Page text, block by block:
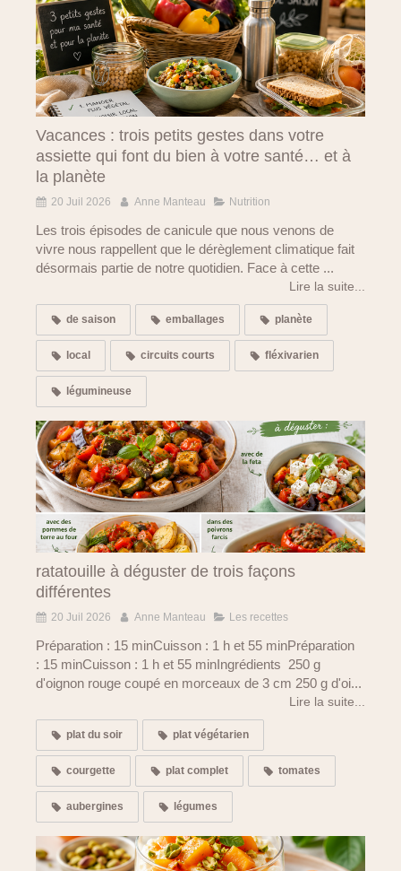
Vacances : trois petits gestes dans votre
assiette qui font du bien à votre santé… et à
la planète
20 Juil 2026 Anne Manteau Nutrition
Les trois épisodes de canicule que nous venons de
vivre nous rappellent que le dérèglement climatique fait
désormais partie de notre quotidien. Face à cette ...
Lire la suite...
de saison emballages planète
local circuits courts fléxivarien
légumineuse
ratatouille à déguster de trois façons
différentes
20 Juil 2026 Anne Manteau Les recettes
Préparation : 15 minCuisson : 1 h et 55 minPréparation
: 15 minCuisson : 1 h et 55 minIngrédients 250 g
d'oignon rouge coupé en morceaux de 3 cm 250 g d'oi...
Lire la suite...
plat du soir plat végétarien
courgette plat complet tomates
aubergines légumes